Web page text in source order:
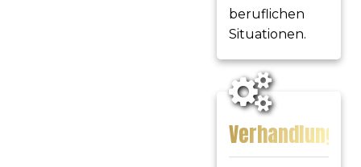
beruflichen
Situationen.